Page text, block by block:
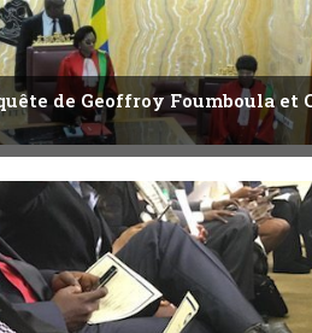
de Geoffroy Foumboula et